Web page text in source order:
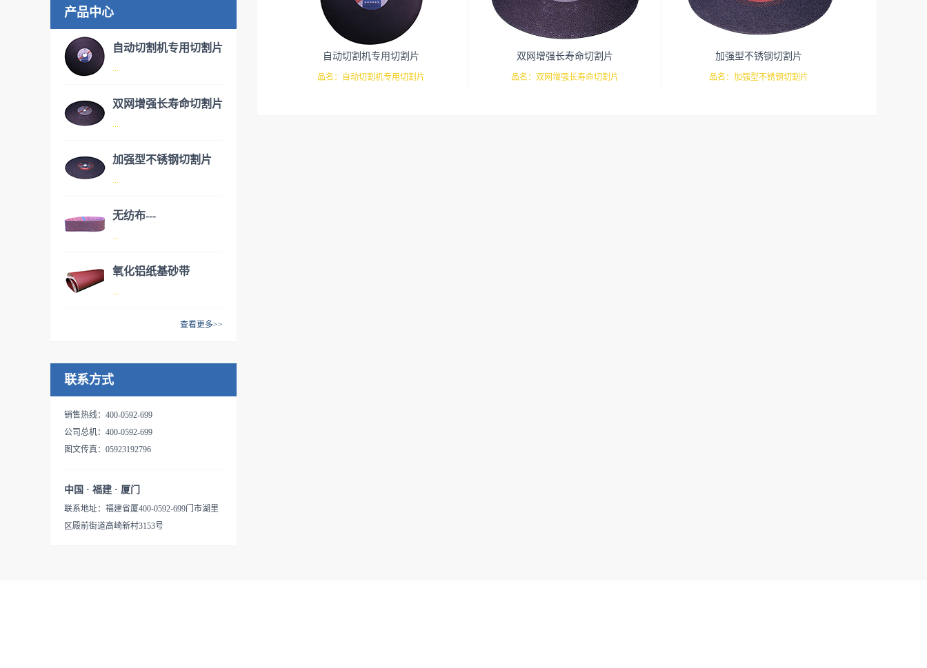
产品中心
自动切割机专用切割片
...
双网增强长寿命切割片
...
加强型不锈钢切割片
...
无纺布---
AW70150（德国进
口）
...
氧化铝纸基砂带
...
查看更多>>
联系方式
销售热线：400-0592-699
公司总机：400-0592-699
图文传真：05923192796
中国 · 福建 · 厦门
联系地址：福建省厦400-0592-699门市湖里
区殿前街道高崎新村3153号
自动切割机专用切割片
品名：自动切割机专用切割片
双网增强长寿命切割片
品名：双网增强长寿命切割片
加强型不锈钢切割片
品名：加强型不锈钢切割片